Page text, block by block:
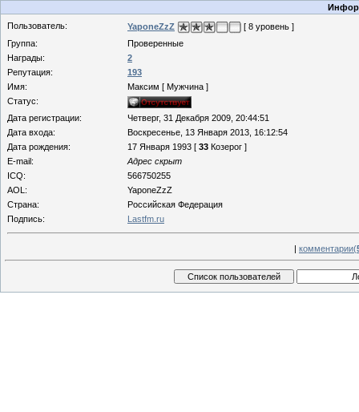
Пользователь:
YaponeZzZ
[ 8 уровень ]
Группа:
Проверенные
Награды:
2
Репутация:
193
Имя:
Максим [ Мужчина ]
Статус:
Дата регистрации:
Четверг, 31 Декабря 2009, 20:44:51
Дата входа:
Воскресенье, 13 Января 2013, 16:12:54
Дата рождения:
17 Января 1993 [ 33 Козерог ]
E-mail:
Адрес скрыт
ICQ:
566750255
AOL:
YaponeZzZ
Страна:
Российская Федерация
Подпись:
Lastfm.ru
| комментарии(